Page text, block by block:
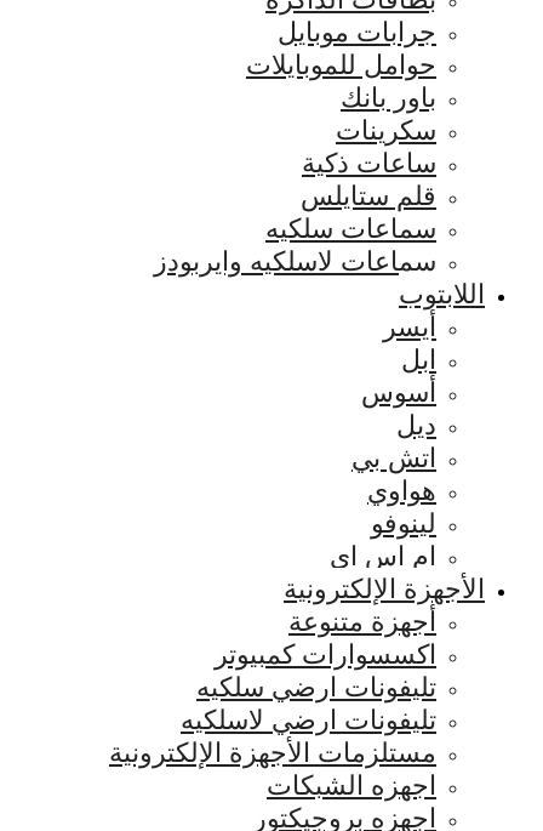
جرابات موبايل
حوامل للموبايلات
باور بانك
سكرينات
ساعات ذكية
قلم ستايلس
سماعات سلكيه
سماعات لاسلكيه وايربودز
اللابتوب
أيسر
ابل
أسوس
ديل
اتش بي
هواوي
لينوفو
ام اس اي
الأجهزة الإلكترونية
أجهزة متنوعة
اكسسوارات كمبيوتر
تليفونات ارضي سلكيه
تليفونات ارضي لاسلكيه
مستلزمات الأجهزة الإلكترونية
اجهزه الشبكات
اجهزه بروجيكتور